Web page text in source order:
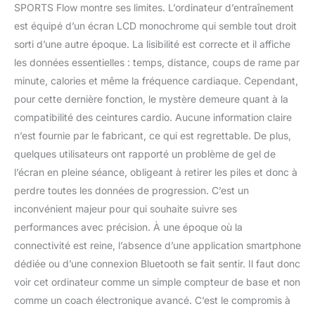
SPORTS Flow montre ses limites. L’ordinateur d’entraînement
est équipé d’un écran LCD monochrome qui semble tout droit
sorti d’une autre époque. La lisibilité est correcte et il affiche
les données essentielles : temps, distance, coups de rame par
minute, calories et même la fréquence cardiaque. Cependant,
pour cette dernière fonction, le mystère demeure quant à la
compatibilité des ceintures cardio. Aucune information claire
n’est fournie par le fabricant, ce qui est regrettable. De plus,
quelques utilisateurs ont rapporté un problème de gel de
l’écran en pleine séance, obligeant à retirer les piles et donc à
perdre toutes les données de progression. C’est un
inconvénient majeur pour qui souhaite suivre ses
performances avec précision. À une époque où la
connectivité est reine, l’absence d’une application smartphone
dédiée ou d’une connexion Bluetooth se fait sentir. Il faut donc
voir cet ordinateur comme un simple compteur de base et non
comme un coach électronique avancé. C’est le compromis à